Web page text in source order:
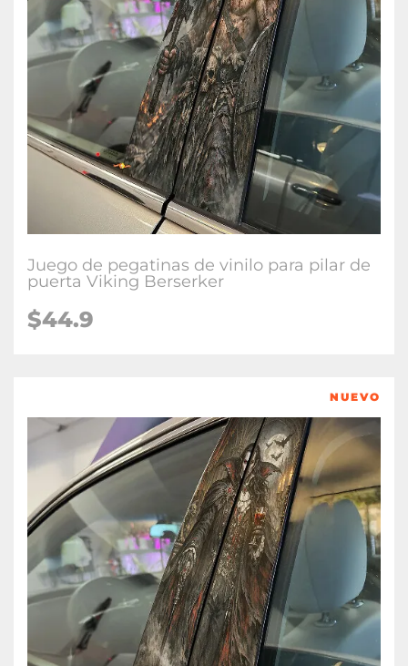
Juego de pegatinas de vinilo para pilar de
puerta Viking Berserker
$44.9
NUEVO